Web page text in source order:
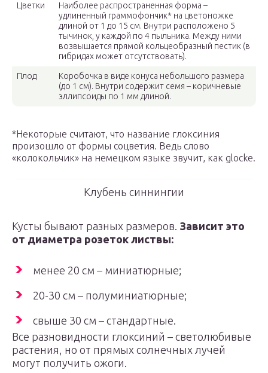
Цветки
Наиболее распространенная форма –
удлиненный граммофончик* на цветоножке
длиной от 1 до 15 см. Внутри расположено 5
тычинок, у каждой по 4 пыльника. Между ними
возвышается прямой кольцеобразный пестик (в
гибридах может отсутствовать).
Плод
Коробочка в виде конуса небольшого размера
(до 1 см). Внутри содержит семя – коричневые
эллипсоиды по 1 мм длиной.
*Некоторые считают, что название глоксиния
произошло от формы соцветия. Ведь слово
«колокольчик» на немецком языке звучит, как glocke.
Клубень синнингии
Кусты бывают разных размеров. Зависит это
от диаметра розеток листвы:
менее 20 см – миниатюрные;
20-30 см – полуминиатюрные;
свыше 30 см – стандартные.
Все разновидности глоксиний – светолюбивые
растения, но от прямых солнечных лучей
могут получить ожоги.